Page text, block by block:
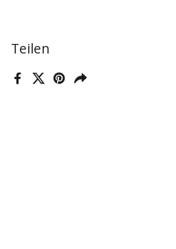
Teilen
Facebook
X (Twitter)
Pinterest
Teilen